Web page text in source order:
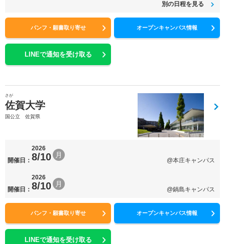
別の日程を見る
パンフ・願書取り寄せ オープンキャンパス情報
LINEで通知を受け取る
さが
佐賀大学
国公立 佐賀県
開催日：
2026
8/10 月
@本庄キャンパス
開催日：
2026
8/10 月
@鍋島キャンパス
パンフ・願書取り寄せ オープンキャンパス情報
LINEで通知を受け取る